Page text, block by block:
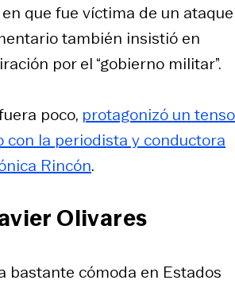
que fue víctima de un ataque
también insistió en
por el “gobierno militar”.
poco, protagonizó un tenso
con la periodista y conductora
Rincón.
Olivares
bastante cómoda en Estados